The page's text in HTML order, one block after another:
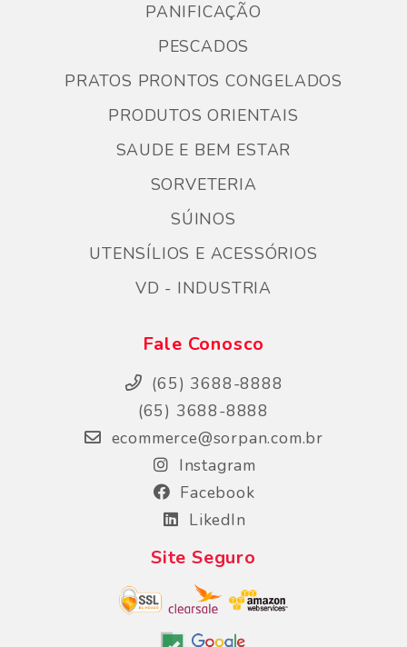
PANIFICAÇÃO
PESCADOS
PRATOS PRONTOS CONGELADOS
PRODUTOS ORIENTAIS
SAUDE E BEM ESTAR
SORVETERIA
SÚINOS
UTENSÍLIOS E ACESSÓRIOS
VD - INDUSTRIA
Fale Conosco
(65) 3688-8888
(65) 3688-8888
ecommerce@sorpan.com.br
Instagram
Facebook
LikedIn
Site Seguro